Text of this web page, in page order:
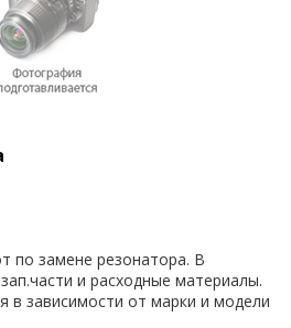
по замене резонатора. В
и расходные материалы.
зависимости от марки и модели